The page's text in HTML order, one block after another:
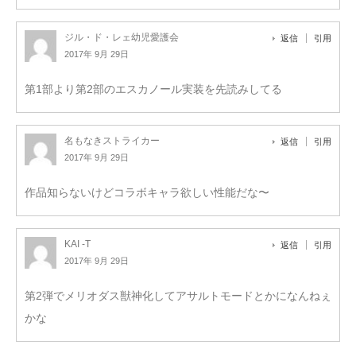
ジル・ド・レェ幼児愛護会
2017年 9月 29日
返信 引用
第1部より第2部のエスカノール実装を先読みしてる
名もなきストライカー
2017年 9月 29日
返信 引用
作品知らないけどコラボキャラ欲しい性能だな〜
KAI -T
2017年 9月 29日
返信 引用
第2弾でメリオダス獣神化してアサルトモードとかになんねぇ
かな